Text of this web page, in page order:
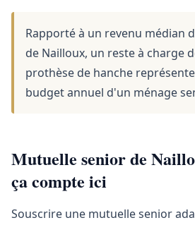
Rapporté à un revenu médian
de Nailloux, un reste à charge
prothèse de hanche
budget annuel d'un ménage
Mutuelle senior de
ça compte ici
Souscrire une mutuelle senior